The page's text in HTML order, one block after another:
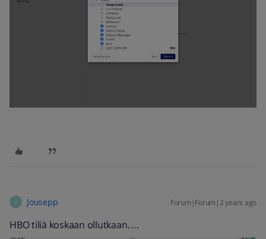
Jousepp Forum|Forum|2 years ago
HBO tiliä koskaan ollutkaan….